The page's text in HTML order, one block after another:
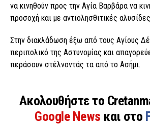
να κινηθούν προς την Αγία Βαρβάρα να
προσοχή και με αντιολησθιτικές
Στην διακλάδωση έξω από τους Αγίους
περιπολικό της Αστυνομίας και
περάσουν στέλνοντάς τα από το Ασήμι.
Ακολουθήστε το
Google News και στο